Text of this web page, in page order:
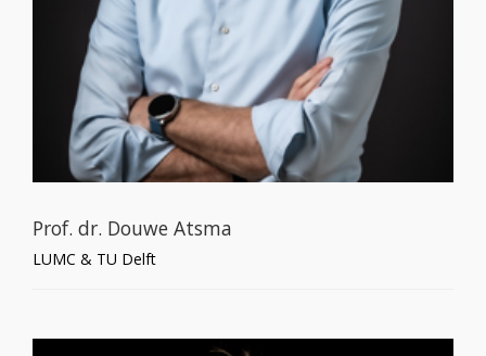
Prof. dr. Douwe Atsma
LUMC & TU Delft